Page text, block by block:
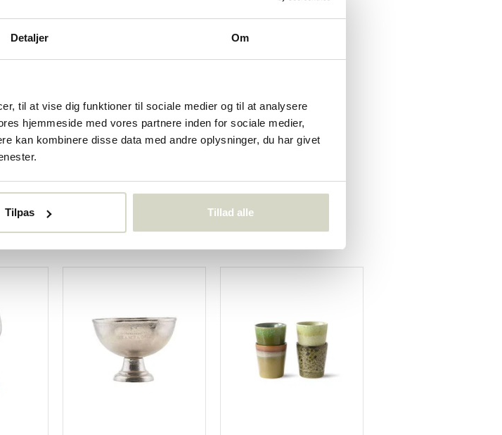
Detaljer Om
til at vise dig funktioner til sociale medier og til at analysere
hjemmeside med vores partnere inden for sociale medier,
kan kombinere disse data med andre oplysninger, du har givet
Tilpas Tillad alle
House Doctor
€330,00
€247,50
Inkl. Moms